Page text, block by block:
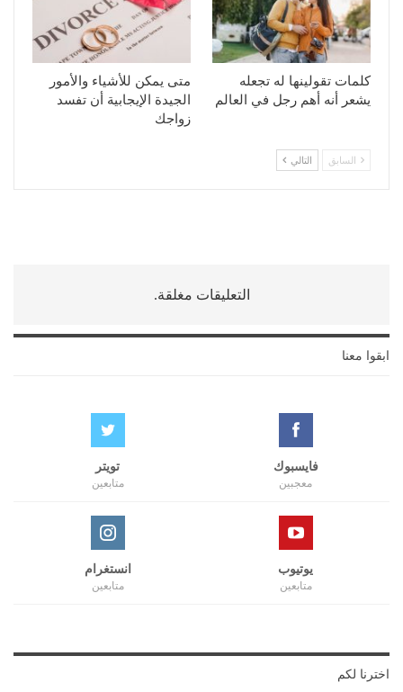
كلمات تقولينها له تجعله
يشعر أنه أهم رجل في العالم
متى يمكن للأشياء والأمور
الجيدة الإيجابية أن تفسد
زواجك
السابق التالي
التعليقات مغلقة.
ابقوا معنا
فايسبوك
معجبين
تويتر
متابعين
يوتيوب
متابعين
انستغرام
متابعين
اخترنا لكم